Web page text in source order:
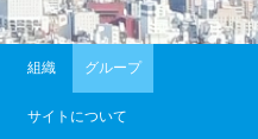
組織 グループ
サイトについて